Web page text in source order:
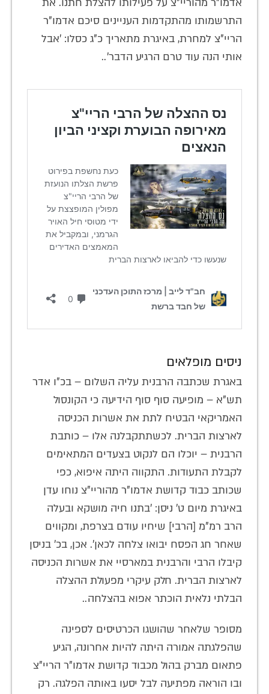
אדמו"ר מהוריי"צ על פעילותו להצלת חתנו. את
התרשמותו מהתקדמות העניינים סיכם אדמו"ר
הריי"צ למחרת, באיגרת מתאריך כ"ג כסלו: 'אבל
אותי הנה עוד טרם הרגיע הדבר'..
ניסים מופלאים
באגרת שכתבה הרבנית עליה השלום – בכ"ו אדר
תש"א – מופיעה סוף סוף הידיעה כי הקונסול
האמריקאי הבטיח לתת את אשרות הכניסה
לארצות הברית. לכשתתקבלנה אלו – כותבת
הרבנית – יוכלו הם לנקוט בצעדים המתאימים
לקבלת התעודות. התקווה היתה איפוא, כפי
שכותב כבוד קדושת אדמו"ר מהוריי"צ נוחו עדן
באיגרת מיום ט' ניסן: 'בתנו חיה מושקא ובעלה
הרב רמ"מ [הרבי] שיחיו עודם בצרפת, ומקווים
שאחר חג הפסח יבואו צלחה לכאן'. אכן, בכ' בניסן
קיבלו הרבי והרבנית במארסיי את אשרות הכניסה
לארצות הברית. חלק עיקרי מפעולת ההצלה
הבלתי נלאית הוכתר אפוא בהצלחה..
מסופר שלאחר שהושגו הכרטיסים לספינה
שהפלגתה אמורה היתה להיות אחרונה, הגיע
פתאום מברק בהול מכבוד קדושת אדמו"ר הריי"צ
ובו הוראה מפתיעה לבל יסעו באותה הפלגה. רק